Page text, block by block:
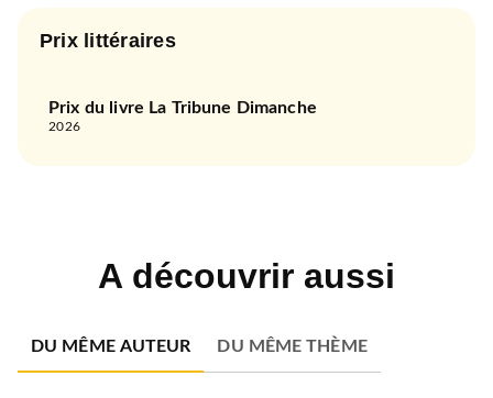
Prix littéraires
Prix du livre La Tribune Dimanche
2026
A découvrir aussi
DU MÊME AUTEUR DU MÊME THÈME